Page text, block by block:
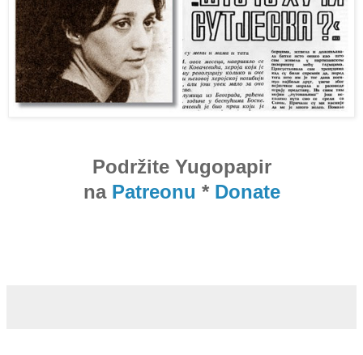
Podržite Yugopapir
na Patreonu * Donate